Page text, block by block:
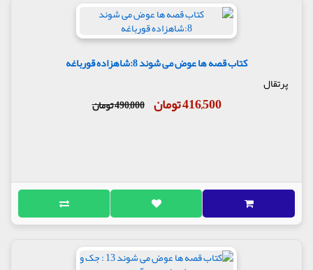
کتاب قصه ها عوض می شوند 8:شاهزاده قورباغه
پرتقال
416,500 تومان 490,000 تومان